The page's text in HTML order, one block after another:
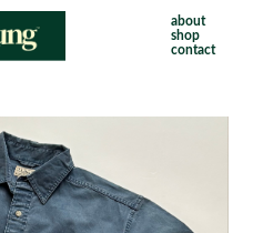
about
shop
contact